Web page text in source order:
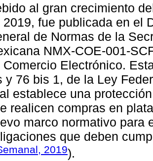
al gran crecimiento
2019, fue publicada en el
de Normas de la
NMX-COE-001-
Comercio Electrónico.
y 76 bis 1, de la Ley
establece una
realicen compras en
marco normativo para
que deben
2019).